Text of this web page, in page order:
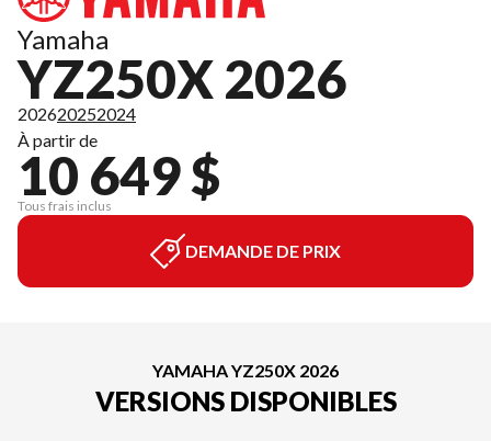
Yamaha
YZ250X 2026
202620252024
À partir de
10 649 $
Tous frais inclus
DEMANDE DE PRIX
YAMAHA YZ250X 2026
VERSIONS DISPONIBLES